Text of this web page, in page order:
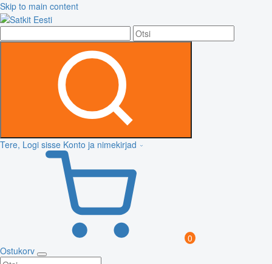
Skip to main content
Tere, Logi sisse Konto ja nimekirjad
0
Ostukorv